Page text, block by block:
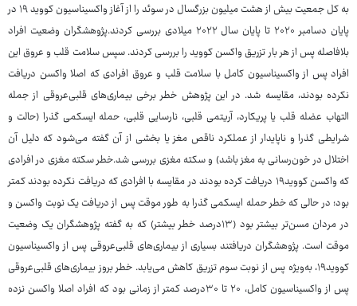
به کل جمعیت بیش از هشت میلیون بزرگسال در سوئد را از آغاز واکسیناسیون کووید ۱۹ در
پایان دسامبر ۲۰۲۰ تا پایان سال ۲۰۲۲ میلادی بررسی کردند.پژوهشگران وضعیت افراد
بلافاصله پس از هر بار تزریق واکسن کووید را بررسی کردند. سپس سلامت قلب و عروق این
افراد پس از واکسیناسیون کامل با سلامت قلب و عروق افرادی که اصلا واکسن دریافت
نکرده بودند، مقایسه شد. در این پژوهش خطر برخی بیماری‌های قلبی‌عروقی از جمله
التهاب عضله قلب یا پریکارد، آریتمی قلبی، نارسایی قلبی، حمله ایسکمی گذرا (حالت و
شرایطی گذرا و ناپایدار از عملکرد ناقص مغز یا بخشی از آن گفته می‌شود که دلیل آن
اختلال در خون‌رسانی به مغز باشد) و سکته مغزی بررسی شد.خطر سکته مغزی در افرادی
که واکسن کووید۱۹ دریافت کرده بودند در مقایسه با افرادی که دریافت نکرده بودند کمتر
بود؛ در حالی که خطر حمله ایسکمی گذرا به طور موقت پس از دریافت یک نوبت واکسن و
در مردان مسن‌تر بیشتر بود (۱۳درصد خطر بیشتر) که به گفته پژوهشگران یک وضعیت
موقت است. پژوهشگران دریافتند بسیاری از بیماری‌های قلبی‌عروقی پس از واکسیناسیون
کووید۱۹، به‌ویژه پس از نوبت سوم تزریق کاهش می‌یابد. خطر بروز بیماری‌های قلبی‌عروقی
پس از واکسیناسیون کامل، ۲۰ تا ۳۰درصد کمتر از زمانی بود که افراد اصلا واکسن نزده